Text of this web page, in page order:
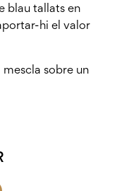
blau tallats en
hi el valor
mescla sobre un